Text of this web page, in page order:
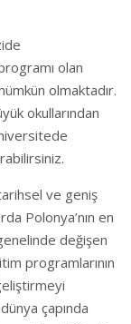
olan
olmaktadır.
okullarından
ve geniş
Polonya’nın en
değişen
programlarının
çapında